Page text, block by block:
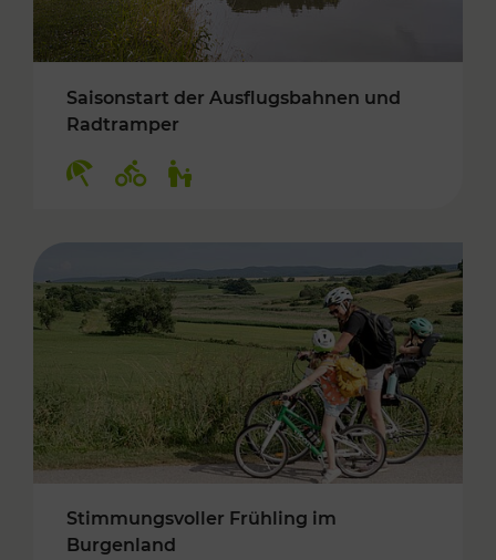
Saisonstart der Ausflugsbahnen und
Radtramper
Stimmungsvoller Frühling im
Burgenland